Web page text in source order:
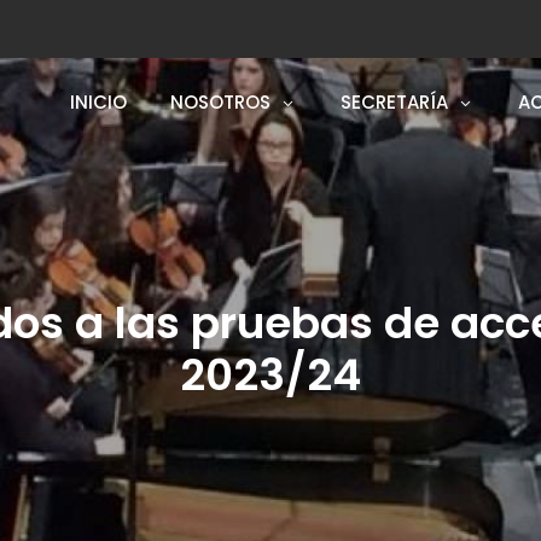
INICIO NOSOTROS SECRETARÍA
a las pruebas de
2023/24